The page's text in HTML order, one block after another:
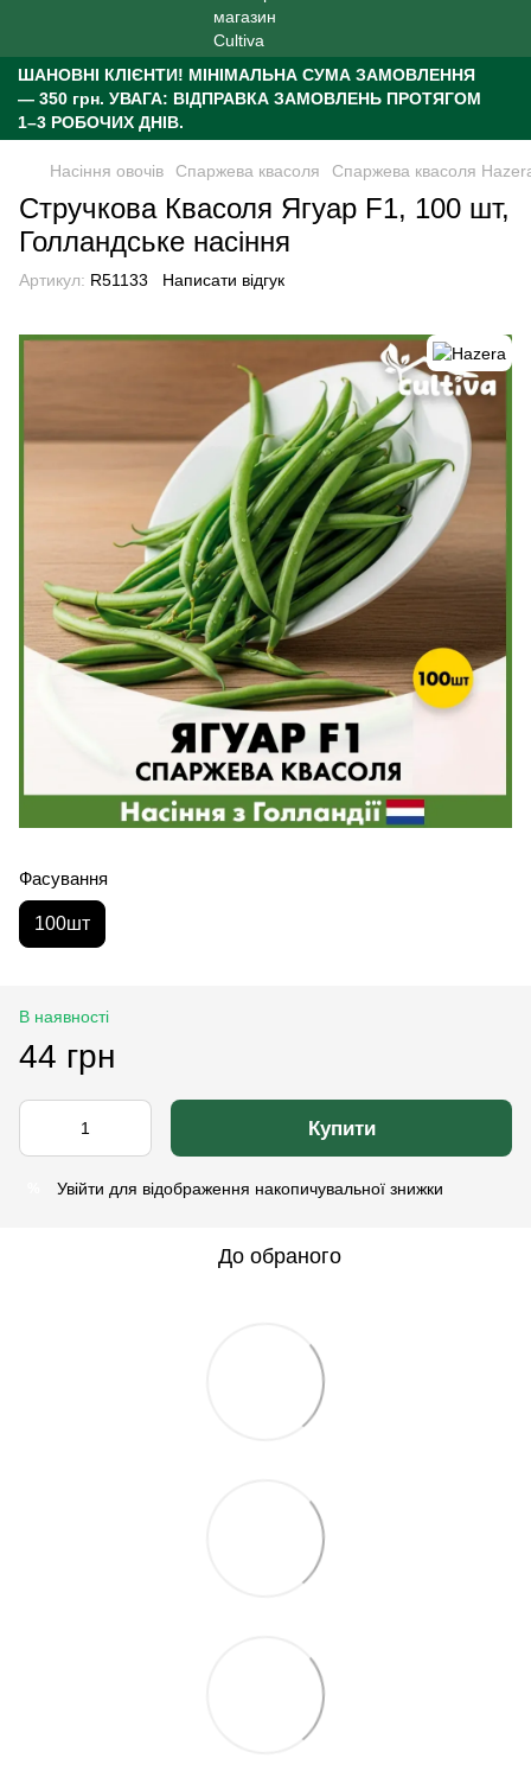
ШАНОВНІ КЛІЄНТИ! МІНІМАЛЬНА СУМА ЗАМОВЛЕННЯ
— 350 грн. УВАГА: ВІДПРАВКА ЗАМОВЛЕНЬ ПРОТЯГОМ
1–3 РОБОЧИХ ДНІВ.
Насіння овочів Спаржева квасоля Спаржева квасоля
Стручкова Квасоля Ягуар F1, 100 шт,
Голландське насіння
Артикул: R51133 Написати відгук
Фасування
100шт
В наявності
44 грн
Купити
Увійти для відображення накопичувальної знижки
До обраного